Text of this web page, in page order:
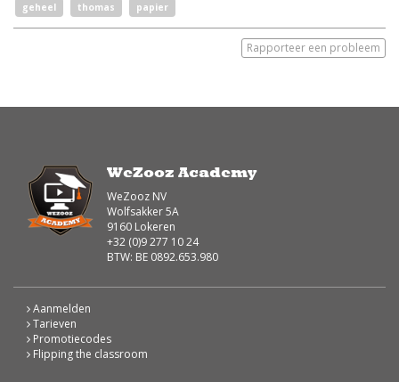
geheel
thomas papier
Rapporteer een probleem
WeZooz Academy
WeZooz NV
Wolfsakker 5A
9160 Lokeren
+32 (0)9 277 10 24
BTW: BE 0892.653.980
Aanmelden
Tarieven
Promotiecodes
Flipping the classroom